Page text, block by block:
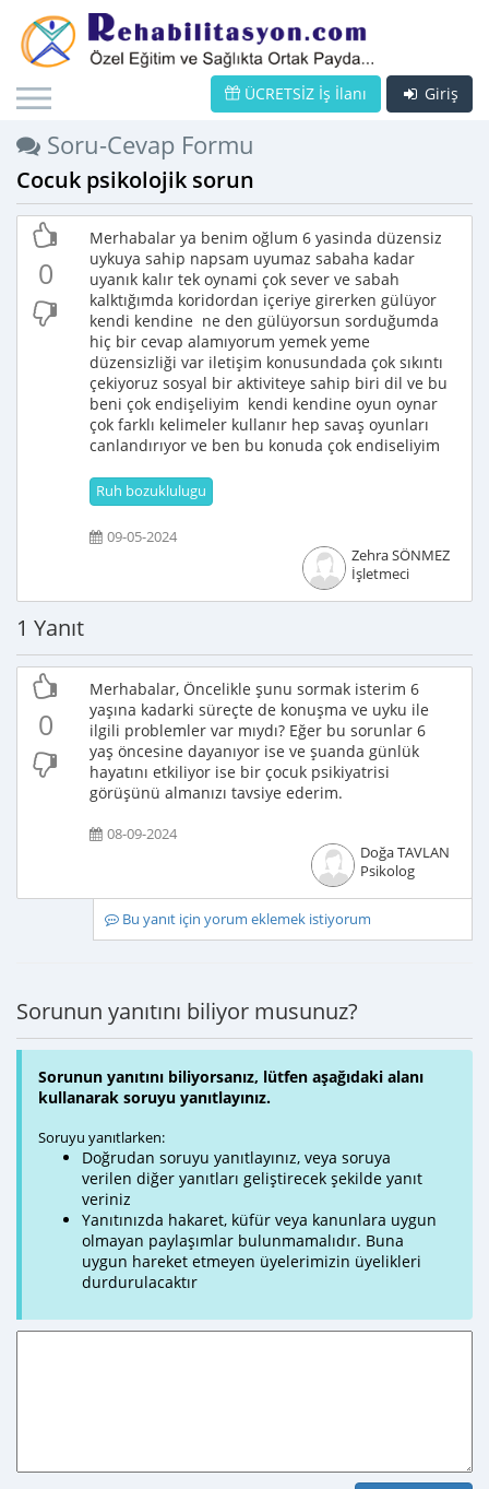
Giriş
ÜCRETSİZ İş İlanı
Soru-Cevap Formu
Cocuk psikolojik sorun
0
Merhabalar ya benim oğlum 6 yasinda düzensiz
uykuya sahip napsam uyumaz sabaha kadar
uyanık kalır tek oynami çok sever ve sabah
kalktığımda koridordan içeriye girerken gülüyor
kendi kendine ne den gülüyorsun sorduğumda
hiç bir cevap alamıyorum yemek yeme
düzensizliği var iletişim konusundada çok sıkıntı
çekiyoruz sosyal bir aktiviteye sahip biri dil ve bu
beni çok endişeliyim kendi kendine oyun oynar
çok farklı kelimeler kullanır hep savaş oyunları
canlandırıyor ve ben bu konuda çok endiseliyim
Ruh bozuklulugu
09-05-2024
Zehra SÖNMEZ
İşletmeci
1 Yanıt
0
Merhabalar, Öncelikle şunu sormak isterim 6
yaşına kadarki süreçte de konuşma ve uyku ile
ilgili problemler var mıydı? Eğer bu sorunlar 6
yaş öncesine dayanıyor ise ve şuanda günlük
hayatını etkiliyor ise bir çocuk psikiyatrisi
görüşünü almanızı tavsiye ederim.
08-09-2024
Doğa TAVLAN
Psikolog
Bu yanıt için yorum eklemek istiyorum
Sorunun yanıtını biliyor musunuz?
Sorunun yanıtını biliyorsanız, lütfen aşağıdaki alanı
kullanarak soruyu yanıtlayınız.
Soruyu yanıtlarken:
Doğrudan soruyu yanıtlayınız, veya soruya
verilen diğer yanıtları geliştirecek şekilde yanıt
veriniz
Yanıtınızda hakaret, küfür veya kanunlara uygun
olmayan paylaşımlar bulunmamalıdır. Buna
uygun hareket etmeyen üyelerimizin üyelikleri
durdurulacaktır